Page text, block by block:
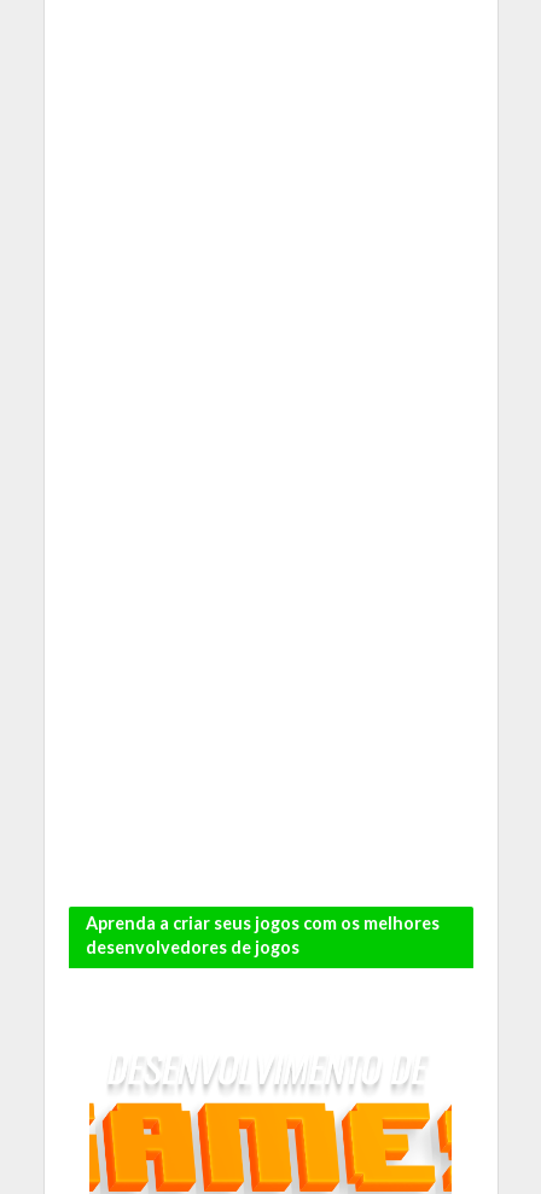
Aprenda a criar seus jogos com os melhores
desenvolvedores de jogos